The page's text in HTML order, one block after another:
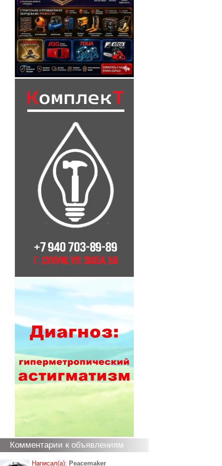
Комментарии к объявлениям
Написал(а): Peacemaker